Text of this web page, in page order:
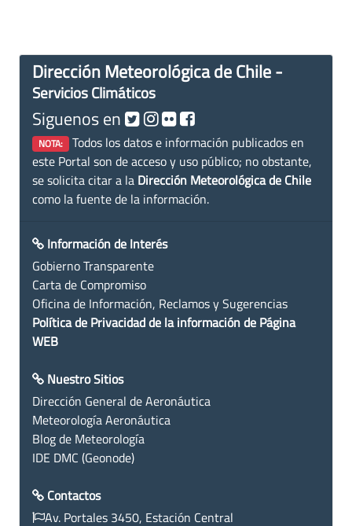
Dirección Meteorológica de Chile -
Servicios Climáticos
Siguenos en
NOTA: Todos los datos e información publicados en
este Portal son de acceso y uso público; no obstante,
se solicita citar a la Dirección Meteorológica de Chile
como la fuente de la información.
Información de Interés
Gobierno Transparente
Carta de Compromiso
Oficina de Información, Reclamos y Sugerencias
Política de Privacidad de la información de Página
WEB
Nuestro Sitios
Dirección General de Aeronáutica
Meteorología Aeronáutica
Blog de Meteorología
IDE DMC (Geonode)
Contactos
Av. Portales 3450, Estación Central